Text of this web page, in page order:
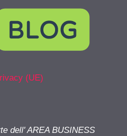
(UE)
dell' AREA BUSINESS